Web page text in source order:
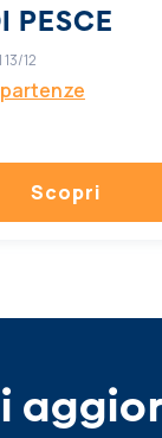
PESCE
12
Scopri